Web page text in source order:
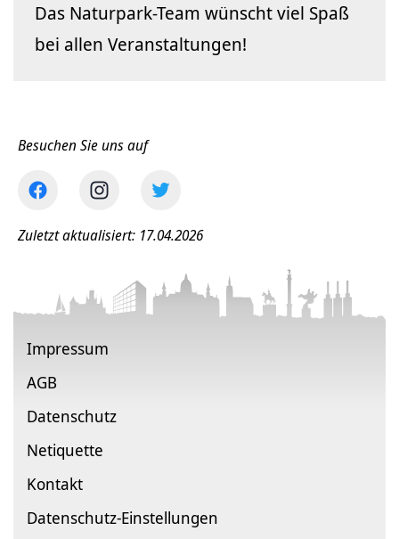
Das Naturpark-Team wünscht viel Spaß
bei allen Veranstaltungen!
Besuchen Sie uns auf
Zuletzt aktualisiert: 17.04.2026
Impressum
AGB
Datenschutz
Netiquette
Kontakt
Datenschutz-Einstellungen